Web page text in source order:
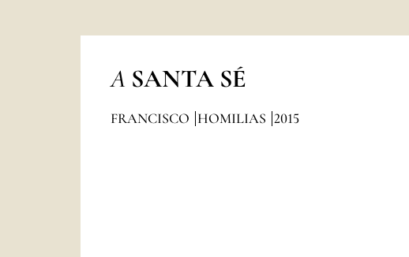
A SANTA SÉ
FRANCISCO HOMILIAS 2015